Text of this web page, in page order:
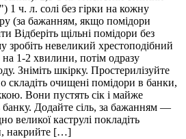
1 ч. л. солі без гірки на кожну
(за бажанням, якщо помідори
Відберіть щільні помідори без
невеликий хрестоподібний
1-2 хвилини, потім одразу
Зніміть шкірку. Простерилізуйте
очищені помідори в банки,
Вони пустять сік і майже
Додайте сіль, за бажанням —
великої каструлі покладіть
накрийте […]